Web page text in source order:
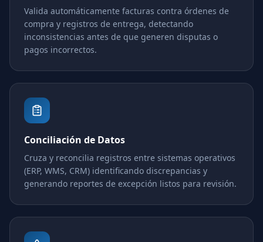
Valida automáticamente facturas contra órdenes de
compra y registros de entrega, detectando
inconsistencias antes de que generen disputas o
pagos incorrectos.
Conciliación de Datos
Cruza y reconcilia registros entre sistemas operativos
(ERP, WMS, CRM) identificando discrepancias y
generando reportes de excepción listos para revisión.